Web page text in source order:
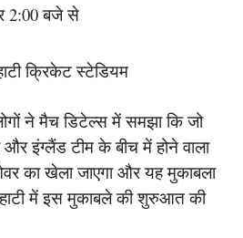
2:00 बजे से
क्रिकेट स्टेडियम
ने मैच डिटेल्स में समझा कि जो
इंग्लैंड टीम के बीच में होने वाला
का खेला जाएगा और यह मुकाबला
में इस मुकाबले की शुरुआत की